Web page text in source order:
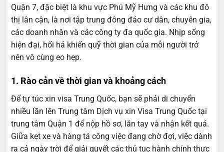
Khi Xin Visa Trung Quốc
7. Trả Lời Câu Hỏi Thường Gặp Về Dịch Vụ Làm
Visa Trung Quốc Tại Quận 7 (Q&A)
8. Bắt Đầu Hành Trình Của Bạn Ngay Hôm Nay –
Quận 7
Quận 7, đặc biệt là khu vực Phú Mỹ Hưng và các khu đô
thị lân cận, là nơi tập trung đông đảo cư dân, chuyên gia,
các doanh nhân và các công ty đa quốc gia. Nhịp sống
hiện đại, hối hả khiến quỹ thời gian của mỗi người trở
nên vô cùng eo hẹp.
1. Rào cản về thời gian và khoảng cách
Để tự túc xin visa Trung Quốc, bạn sẽ phải di chuyển
nhiều lần lên Trung tâm Dịch vụ xin Visa Trung Quốc tại
trung tâm Quận 1 để nộp hồ sơ, lăn tay và nhận kết quả.
Giữa kẹt xe và hàng tá công việc đang chờ đợi, việc dành
ra cả ngày trời để giải quyết các thủ tục hành chính thực